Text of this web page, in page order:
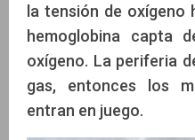
la tensión de oxígeno
hemoglobina capta
oxígeno. La periferia
gas, entonces los
entran en juego.